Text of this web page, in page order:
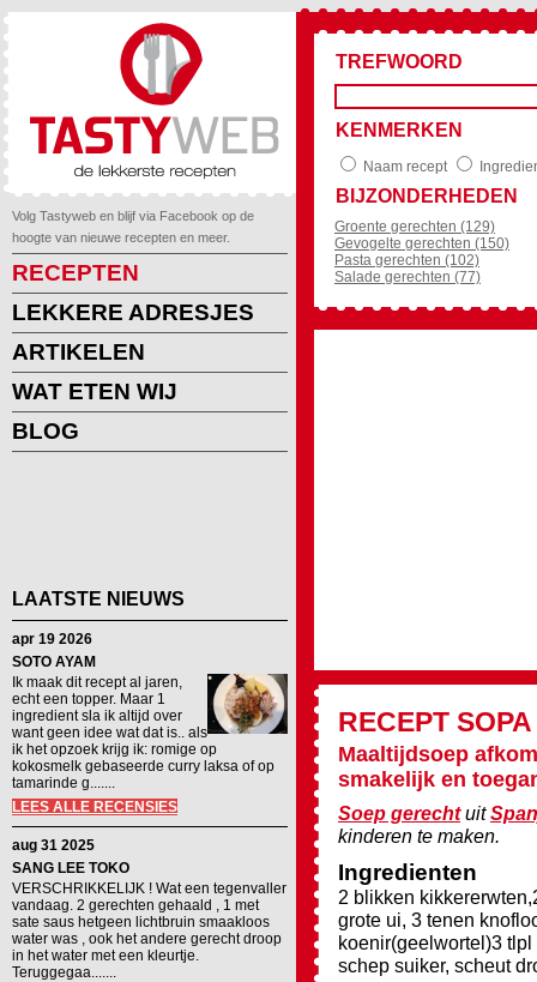
Volg Tastyweb en blijf via Facebook op de
hoogte van nieuwe recepten en meer.
RECEPTEN
LEKKERE ADRESJES
ARTIKELEN
WAT ETEN WIJ
BLOG
LAATSTE NIEUWS
apr 19 2026
SOTO AYAM
Ik maak dit recept al jaren,
echt een topper. Maar 1
ingredient sla ik altijd over
want geen idee wat dat is.. als
ik het opzoek krijg ik: romige op
kokosmelk gebaseerde curry laksa of op
tamarinde g.......
LEES ALLE RECENSIES
aug 31 2025
SANG LEE TOKO
VERSCHRIKKELIJK ! Wat een tegenvaller
vandaag. 2 gerechten gehaald , 1 met
sate saus hetgeen lichtbruin smaakloos
water was , ook het andere gerecht droop
in het water met een kleurtje.
Teruggegaa.......
TREFWOORD
KENMERKEN
Naam recept
BIJZONDERHEDEN
Groente gerechten (129)
Gevogelte gerechten (150)
Pasta gerechten (102)
Salade gerechten (77)
RECEPT
Maaltijdsoep
smakelijk en
Soep gerechtuit
kinderen te maken.
Ingredienten
2 blikken
grote ui, 3 tenen
koenir(geelwortel)3
schep suiker, scheut